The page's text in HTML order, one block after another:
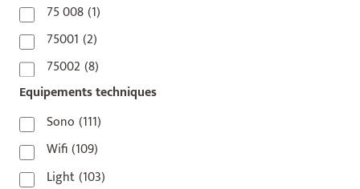
75 008(1)
75001 (2)
75002 (8)
75003(1)
75004(2)
75006 (5)
75007(7)
Equipements techniques
Sono (111)
Wifi(109)
Light(103)